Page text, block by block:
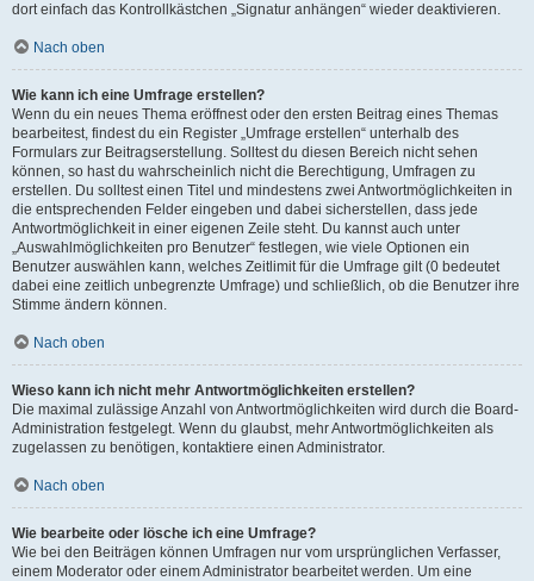
dort einfach das Kontrollkästchen „Signatur anhängen“ wieder deaktivieren.
Nach oben
Wie kann ich eine Umfrage erstellen?
Wenn du ein neues Thema eröffnest oder den ersten Beitrag eines Themas
bearbeitest, findest du ein Register „Umfrage erstellen“ unterhalb des
Formulars zur Beitragserstellung. Solltest du diesen Bereich nicht sehen
können, so hast du wahrscheinlich nicht die Berechtigung, Umfragen zu
erstellen. Du solltest einen Titel und mindestens zwei Antwortmöglichkeiten in
die entsprechenden Felder eingeben und dabei sicherstellen, dass jede
Antwortmöglichkeit in einer eigenen Zeile steht. Du kannst auch unter
„Auswahlmöglichkeiten pro Benutzer“ festlegen, wie viele Optionen ein
Benutzer auswählen kann, welches Zeitlimit für die Umfrage gilt (0 bedeutet
dabei eine zeitlich unbegrenzte Umfrage) und schließlich, ob die Benutzer ihre
Stimme ändern können.
Nach oben
Wieso kann ich nicht mehr Antwortmöglichkeiten erstellen?
Die maximal zulässige Anzahl von Antwortmöglichkeiten wird durch die Board-
Administration festgelegt. Wenn du glaubst, mehr Antwortmöglichkeiten als
zugelassen zu benötigen, kontaktiere einen Administrator.
Nach oben
Wie bearbeite oder lösche ich eine Umfrage?
Wie bei den Beiträgen können Umfragen nur vom ursprünglichen Verfasser,
einem Moderator oder einem Administrator bearbeitet werden. Um eine